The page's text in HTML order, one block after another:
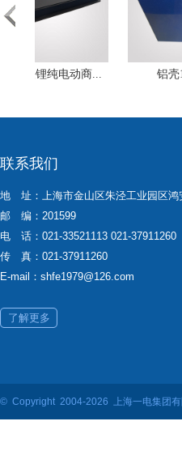
联系我们
地 址：上海市金山区朱泾工业园区鸿
邮 编：201599
电 话：021-33521113 021-37911260
传 真：021-37911260
E-mail：shfe1979@126.com
了解更多
© Copyright 2004-2026 上海一电集团